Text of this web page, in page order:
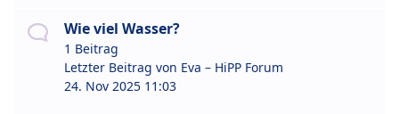
Wie viel Wasser?
1 Beitrag
Letzter Beitrag von Eva – HiPP Forum
24. Nov 2025 11:03